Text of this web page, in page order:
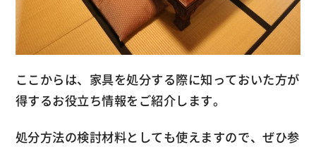
ここからは、家具を処分する際に知っておいた方が
得するお役立ち情報をご紹介します。
処分方法の検討材料としても使えますので、ぜひ参